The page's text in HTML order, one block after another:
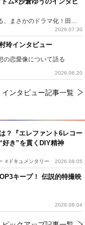
？『エレファント6レコー
好き”を貫くDIY精神
#ドキュメンタリー 2026.08.05
キープ！ 伝説的特撮映
2026.08.04
2026.07.30
玲インタビュー
恋愛像について語る
2026.06.20
インタビュー記事一覧